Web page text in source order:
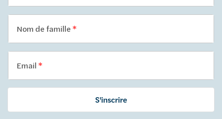
Nom de famille
Email
S'inscrire